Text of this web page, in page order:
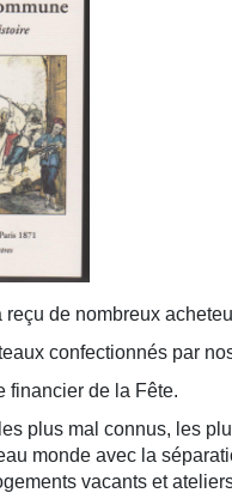
de nombreux
confectionnés par
financier de la Fête.
plus mal connus, les
monde avec la
vacants et